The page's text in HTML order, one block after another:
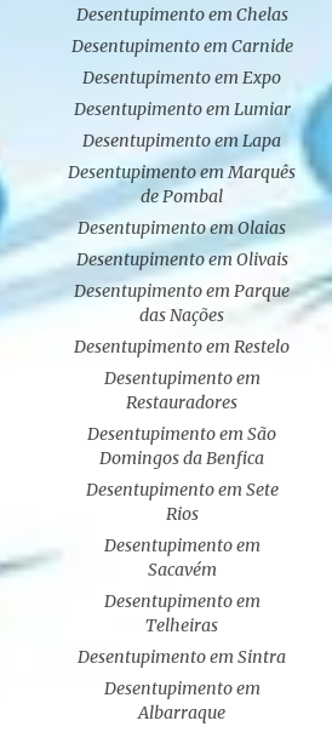
Desentupimento em Chelas
Desentupimento em Carnide
Desentupimento em Expo
Desentupimento em Lumiar
Desentupimento em Lapa
Desentupimento em Marquês
de Pombal
Desentupimento em Olaias
Desentupimento em Olivais
Desentupimento em Parque
das Nações
Desentupimento em Restelo
Desentupimento em
Restauradores
Desentupimento em São
Domingos da Benfica
Desentupimento em Sete
Rios
Desentupimento em
Sacavém
Desentupimento em
Telheiras
Desentupimento em Sintra
Desentupimento em
Albarraque